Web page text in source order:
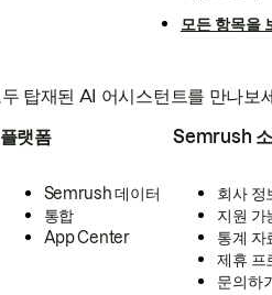
모든 항목을
탑재된 AI 어시스턴트를 만나보
플랫폼
Semrush 데이터
통합
App Center
Semrush
회사 정
지원 가
통계 자
제휴 프
문의하